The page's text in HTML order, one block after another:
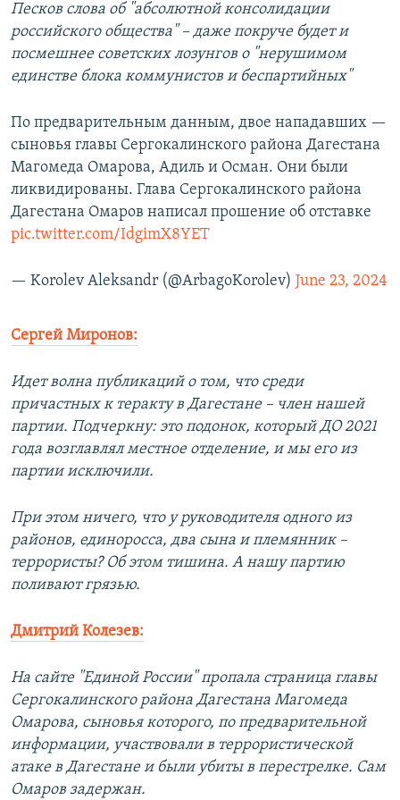
Песков слова об "абсолютной консолидации
российского общества" – даже покруче будет и
посмешнее советских лозунгов о "нерушимом
единстве блока коммунистов и беспартийных"
По предварительным данным, двое нападавших —
сыновья главы Сергокалинского района Дагестана
Магомеда Омарова, Адиль и Осман. Они были
ликвидированы. Глава Сергокалинского района
Дагестана Омаров написал прошение об отставке
pic.twitter.com/IdgimX8YET
— Korolev Aleksandr (@ArbagoKorolev) June 23, 2024
Сергей Миронов:
Идет волна публикаций о том, что среди
причастных к теракту в Дагестане – член нашей
партии. Подчеркну: это подонок, который ДО 2021
года возглавлял местное отделение, и мы его из
партии исключили.
При этом ничего, что у руководителя одного из
районов, единоросса, два сына и племянник –
террористы? Об этом тишина. А нашу партию
поливают грязью.
Дмитрий Колезев:
На сайте "Единой России" пропала страница главы
Сергокалинского района Дагестана Магомеда
Омарова, сыновья которого, по предварительной
информации, участвовали в террористической
атаке в Дагестане и были убиты в перестрелке. Сам
Омаров задержан.